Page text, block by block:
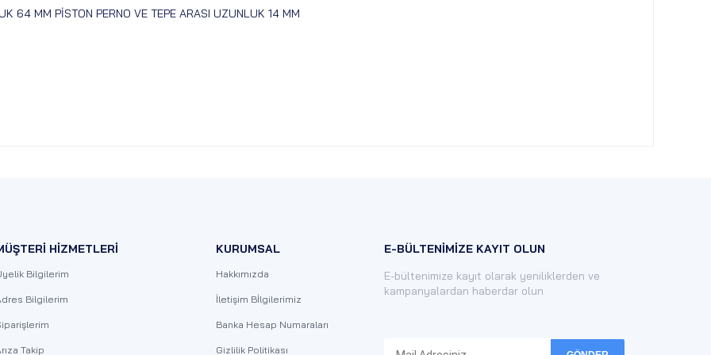
MM PİSTON PERNO VE TEPE ARASI UZUNLUK 14 MM
HİZMETLERİ
Bilgilerim
Bilgilerim
Takip
KURUMSAL
Hakkımızda
İletişim Bİlgilerimiz
Banka Hesap Numaraları
Gizlilik Politikası
E-BÜLTENİMİZE KAYIT OLUN
E-bültenimize kayıt olarak yeniliklerden ve
kampanyalardan haberdar olun